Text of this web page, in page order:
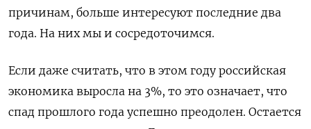
причинам, больше интересуют последние два
года. На них мы и сосредоточимся.
Если даже считать, что в этом году российская
экономика выросла на 3%, то это означает, что
спад прошлого года успешно преодолен. Остается